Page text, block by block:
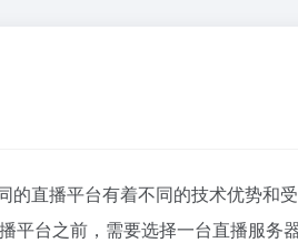
直播平台有着不同的技术优势和
平台之前，需要选择一台直播服务